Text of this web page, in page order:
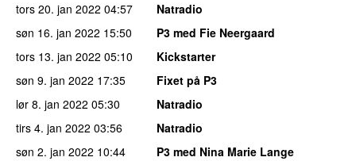
tors 20. jan 2022 04:57
Natradio
søn 16. jan 2022 15:50
P3 med Fie Neergaard
tors 13. jan 2022 05:10
Kickstarter
søn 9. jan 2022 17:35
Fixet på P3
lør 8. jan 2022 05:30
Natradio
tirs 4. jan 2022 03:56
Natradio
søn 2. jan 2022 10:44
P3 med Nina Marie Lange